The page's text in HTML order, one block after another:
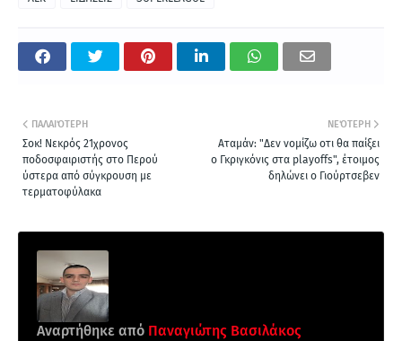
ΝΕΌΤΕΡΗ
Αταμάν: "Δεν νομίζω οτι θα παίξει
ο Γκριγκόνις στα playoffs", έτοιμος
δηλώνει ο Γιούρτσεβεν
ΠΑΛΑΙΌΤΕΡΗ
Σοκ! Νεκρός 21χρονος
ποδοσφαιριστής στο Περού
ύστερα από σύγκρουση με
τερματοφύλακα
Αναρτήθηκε από Παναγιώτης Βασιλάκος